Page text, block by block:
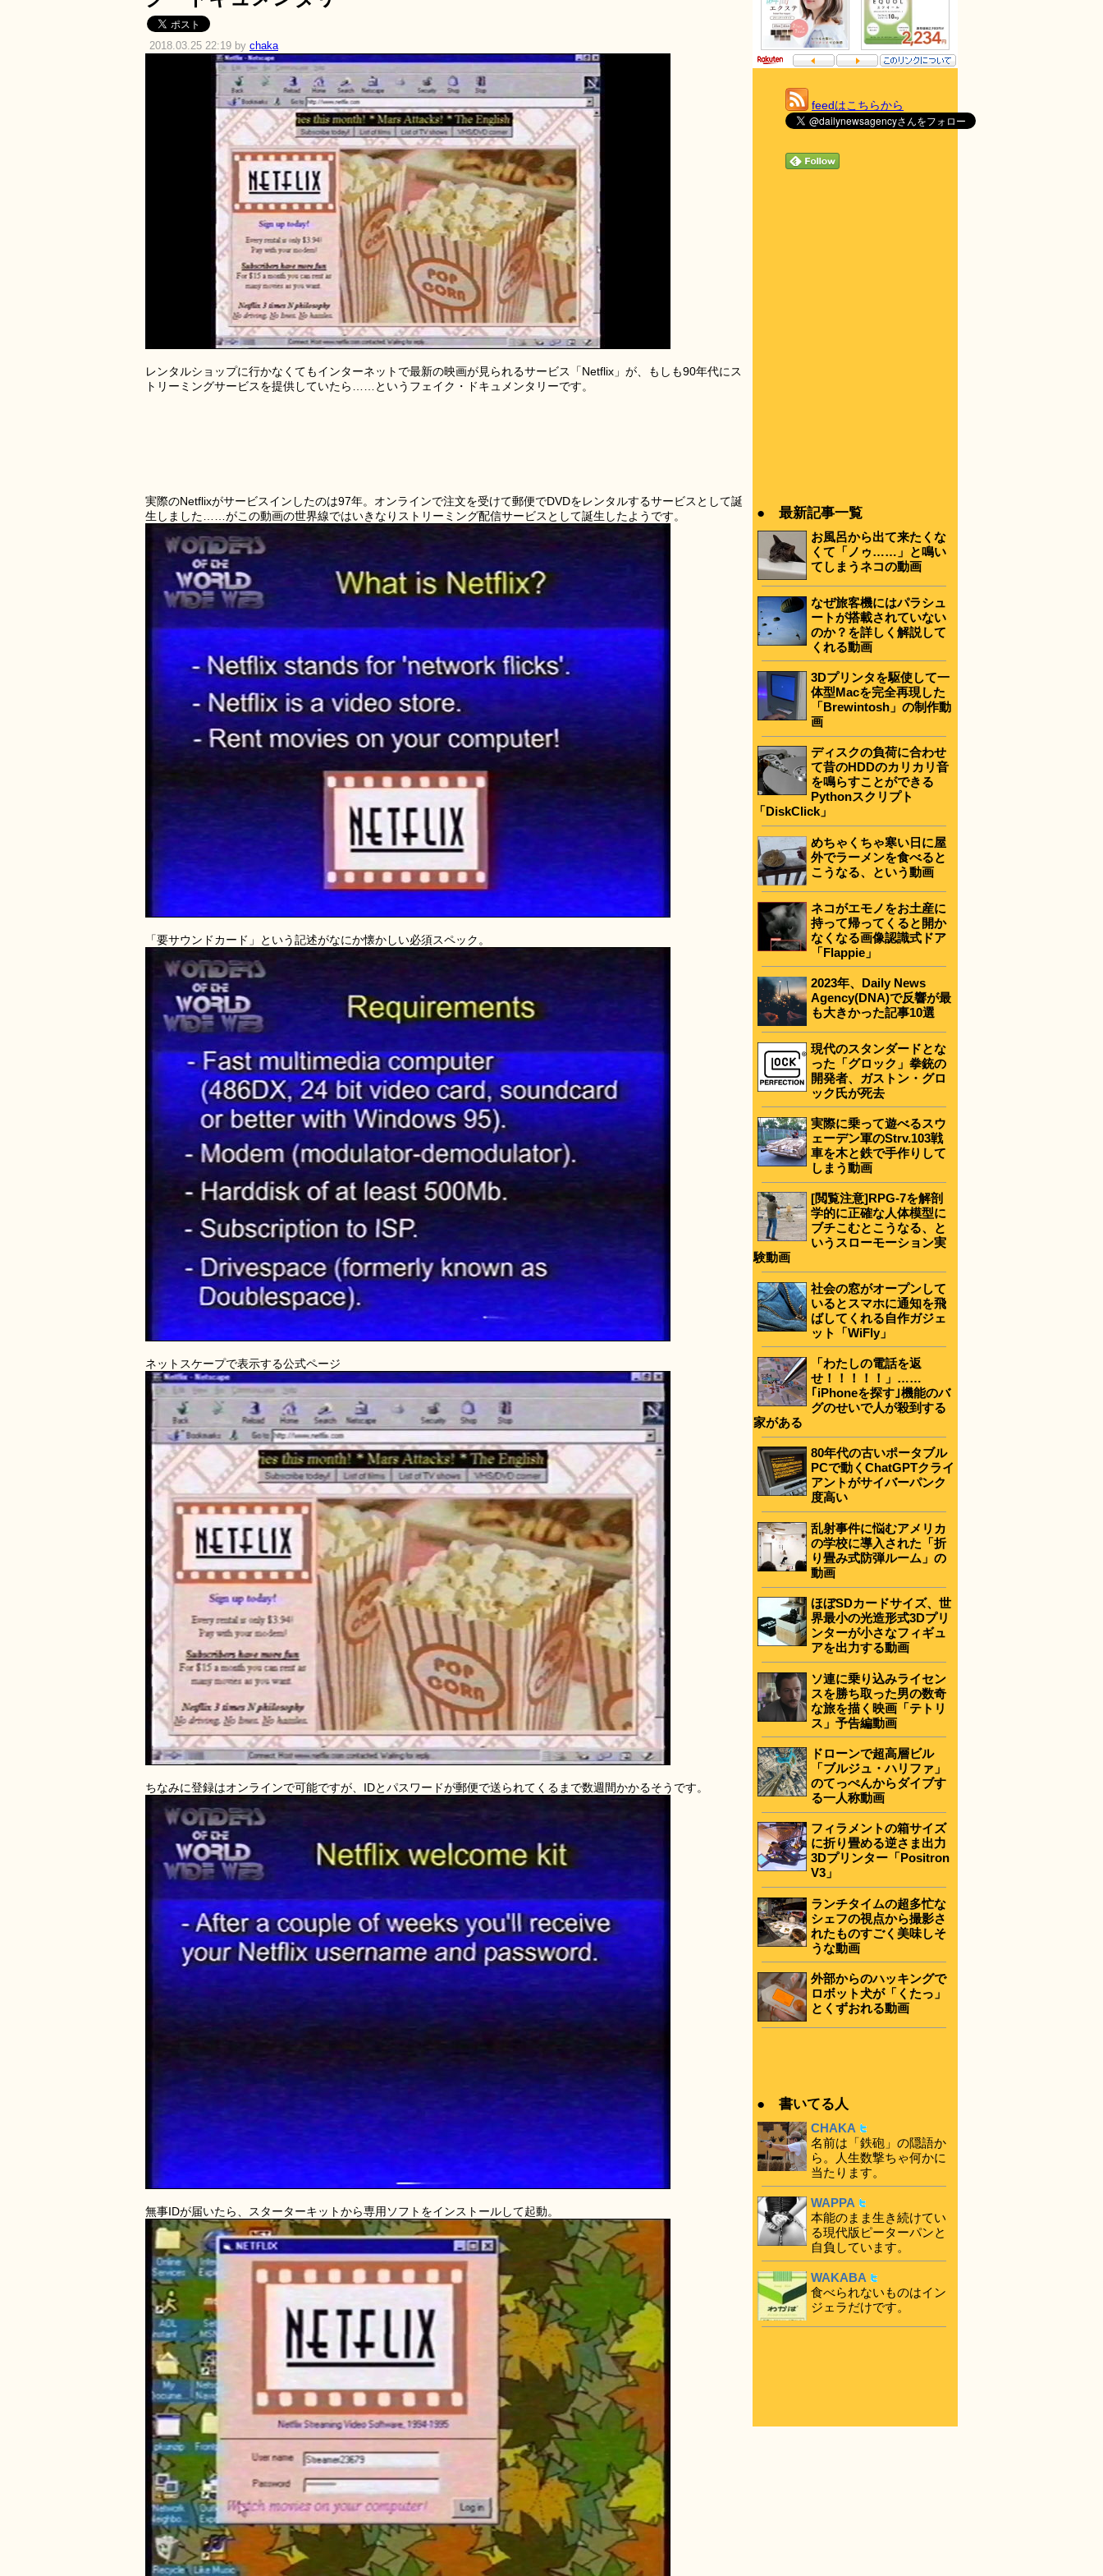
2018.03.25 22:19 by chaka
レンタルショップに行かなくてもインターネットで最新の映画が見られるサービス「Netflix」が、もしも90年代にス
トリーミングサービスを提供していたら……というフェイク・ドキュメンタリーです。
実際のNetflixがサービスインしたのは97年。オンラインで注文を受けて郵便でDVDをレンタルするサービスとして誕
生しました……がこの動画の世界線ではいきなりストリーミング配信サービスとして誕生したようです。
「要サウンドカード」という記述がなにか懐かしい必須スペック。
ネットスケープで表示する公式ページ
ちなみに登録はオンラインで可能ですが、IDとパスワードが郵便で送られてくるまで数週間かかるそうです。
無事IDが届いたら、スターターキットから専用ソフトをインストールして起動。
feedはこちらから
● 最新記事一覧
お風呂から出て来たくな
くて「ノゥ……」と鳴い
てしまうネコの動画
なぜ旅客機にはパラシュ
ートが搭載されていない
のか？を詳しく解説して
くれる動画
3Dプリンタを駆使して一
体型Macを完全再現した
「Brewintosh」の制作動
画
ディスクの負荷に合わせ
て昔のHDDのカリカリ音
を鳴らすことができる
Pythonスクリプト
「DiskClick」
めちゃくちゃ寒い日に屋
外でラーメンを食べると
こうなる、という動画
ネコがエモノをお土産に
持って帰ってくると開か
なくなる画像認識式ドア
「Flappie」
2023年、Daily News
Agency(DNA)で反響が最
も大きかった記事10選
現代のスタンダードとな
った「グロック」拳銃の
開発者、ガストン・グロ
ック氏が死去
実際に乗って遊べるスウ
ェーデン軍のStrv.103戦
車を木と鉄で手作りして
しまう動画
[閲覧注意]RPG-7を解剖
学的に正確な人体模型に
ブチこむとこうなる、と
いうスローモーション実
験動画
社会の窓がオープンして
いるとスマホに通知を飛
ばしてくれる自作ガジェ
ット「WiFly」
「わたしの電話を返
せ！！！！！」……
｢iPhoneを探す｣機能のバ
グのせいで人が殺到する
家がある
80年代の古いポータブル
PCで動くChatGPTクライ
アントがサイバーパンク
度高い
乱射事件に悩むアメリカ
の学校に導入された「折
り畳み式防弾ルーム」の
動画
ほぼSDカードサイズ、世
界最小の光造形式3Dプリ
ンターが小さなフィギュ
アを出力する動画
ソ連に乗り込みライセン
スを勝ち取った男の数奇
な旅を描く映画「テトリ
ス」予告編動画
ドローンで超高層ビル
「ブルジュ・ハリファ」
のてっぺんからダイブす
る一人称動画
フィラメントの箱サイズ
に折り畳める逆さま出力
3Dプリンター「Positron
V3」
ランチタイムの超多忙な
シェフの視点から撮影さ
れたものすごく美味しそ
うな動画
外部からのハッキングで
ロボット犬が「くたっ」
とくずおれる動画
● 書いてる人
CHAKA
名前は「鉄砲」の隠語か
ら。人生数撃ちゃ何かに
当たります。
WAPPA
本能のまま生き続けてい
る現代版ピーターパンと
自負しています。
WAKABA
食べられないものはイン
ジェラだけです。